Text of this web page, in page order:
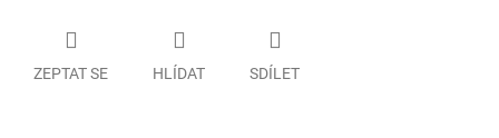
ZEPTAT SE HLÍDAT SDÍLET